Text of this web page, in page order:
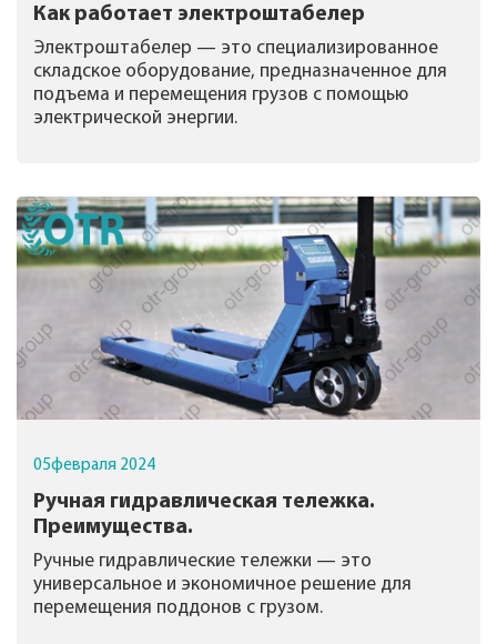
Как работает электроштабелер
Электроштабелер — это специализированное
складское оборудование, предназначенное для
подъема и перемещения грузов с помощью
электрической энергии.
05февраля 2024
Ручная гидравлическая тележка.
Преимущества.
Ручные гидравлические тележки — это
универсальное и экономичное решение для
перемещения поддонов с грузом.